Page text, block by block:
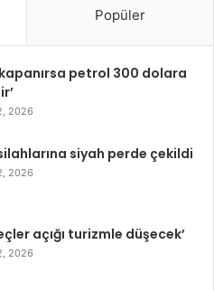
Popüler
kapanırsa petrol 300 dolara
2026
siyah perde çekildi
2026
açığı turizmle düşecek’
2026